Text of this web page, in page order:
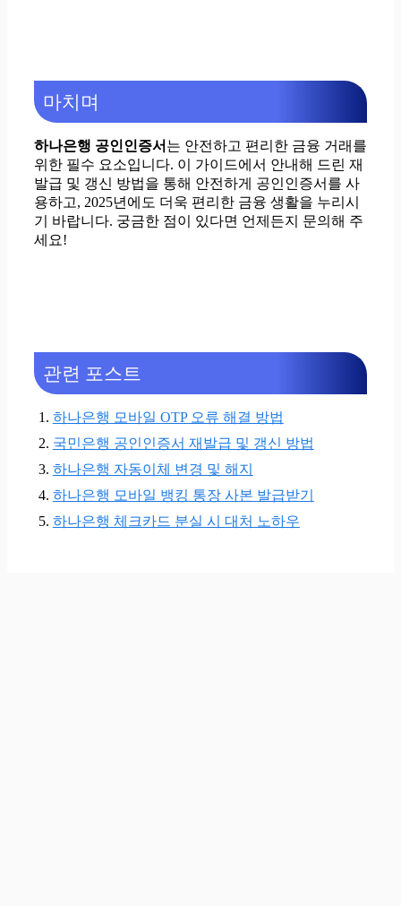
마치며
하나은행 공인인증서 는 안전하고 편리한 금융 거래를
위한 필수 요소입니다. 이 가이드에서 안내해 드린 재
발급 및 갱신 방법을 통해 안전하게 공인인증서를 사
용하고, 2025년에도 더욱 편리한 금융 생활을 누리시
기 바랍니다. 궁금한 점이 있다면 언제든지 문의해 주
세요!
관련 포스트
하나은행 모바일 OTP 오류 해결 방법
국민은행 공인인증서 재발급 및 갱신 방법
하나은행 자동이체 변경 및 해지
하나은행 모바일 뱅킹 통장 사본 발급받기
하나은행 체크카드 분실 시 대처 노하우